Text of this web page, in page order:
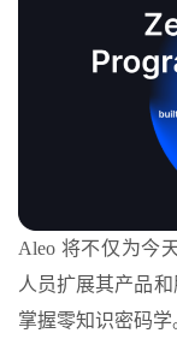
Aleo 将不仅为今
人员扩展其产品
掌握零知识密码学